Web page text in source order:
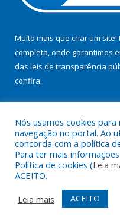
Muito mais que criar um
completa, onde garantimos
das leis de transparência
confira.
Todos os direitos
Mapa do Site
Acessar
Acessar Webmail
Nós usamos cookies
navegação no portal. Ao
concorda com a política
Para ter mais
Política de cookies (Leia
ACEITO.
Leia mais
ACEITO